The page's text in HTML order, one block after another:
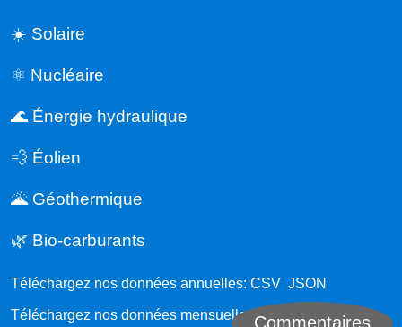
Commentaires
☀️ Solaire
⚛️ Nucléaire
🌊 Énergie hydraulique
💨 Éolien
🌋 Géothermique
🌿 Bio-carburants
Téléchargez nos données annuelles: CSV JSON
Téléchargez nos données mensuelles:CSV JSON